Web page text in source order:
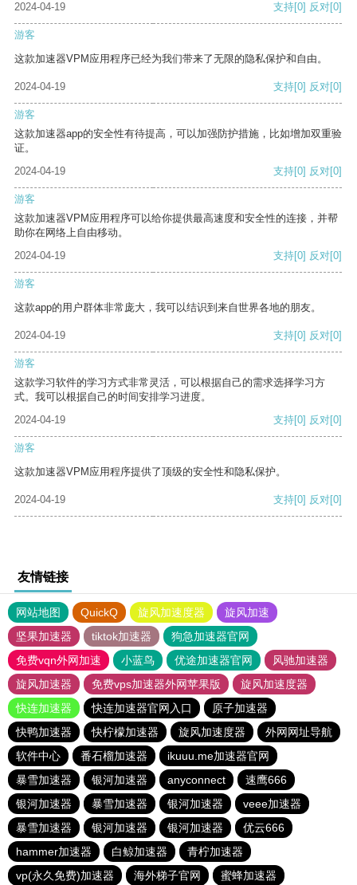
2024-04-19
支持[0] 反对[0]
游客
这款加速器VPM应用程序已经为我们带来了无限的隐私保护和自由。
2024-04-19 支持[0] 反对[0]
游客
这款加速器app的安全性有待提高，可以加强防护措施，比如增加双重验
证。
2024-04-19
支持[0] 反对[0]
游客
这款加速器VPM应用程序可以给你提供最高速度和安全性的连接，并帮
助你在网络上自由移动。
2024-04-19
支持[0] 反对[0]
游客
这款app的用户群体非常庞大，我可以结识到来自世界各地的朋友。
2024-04-19 支持[0] 反对[0]
游客
这款学习软件的学习方式非常灵活，可以根据自己的需求选择学习方
式。我可以根据自己的时间安排学习进度。
2024-04-19
支持[0] 反对[0]
游客
这款加速器VPM应用程序提供了顶级的安全性和隐私保护。
2024-04-19 支持[0] 反对[0]
友情链接
网站地图 QuickQ 旋风加速度器
旋风加速
坚果加速器
tiktok加速器
狗急加速器官网
免费vqn外网加速
小蓝鸟 优途加速器官网
风驰加速器
旋风加速器
免费vps加速器外网苹果版
旋风加速度器
快连加速器
快连加速器官网入口
原子加速器
快鸭加速器
快柠檬加速器 旋风加速度器
外网网址导航
软件中心
番石榴加速器
ikuuu.me加速器官网
暴雪加速器
银河加速器 anyconnect
速鹰666
银河加速器
暴雪加速器 银河加速器
veee加速器
暴雪加速器
银河加速器 银河加速器
优云666
hammer加速器
白鲸加速器
青柠加速器
vp(永久免费)加速器
海外梯子官网 蜜蜂加速器